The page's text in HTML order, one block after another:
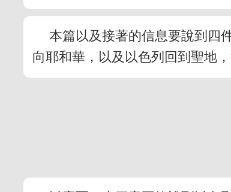
本篇以及接著的信息要說到四
向耶和華，以及以色列回到聖地，